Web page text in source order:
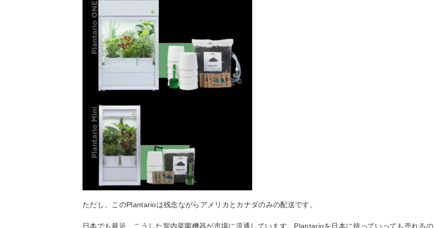
ただし、このPlantarioは残念ながらアメリカとカナダのみの配送です。
日本でも最近、こうした室内菜園機器が市場に流通しています。Plantarioを日本に持っていっても売れるの